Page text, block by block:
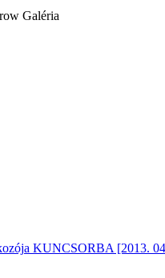
Galéria
KUNCSORBA [2013.